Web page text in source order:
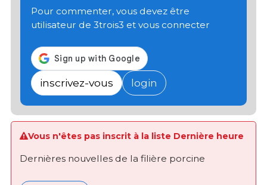
Pour commenter, vous devez être
utilisateur de 3trois3 et vous connecter
inscrivez-vous login
Vous n'êtes pas inscrit à la liste Dernière heure
Dernières nouvelles de la filière porcine